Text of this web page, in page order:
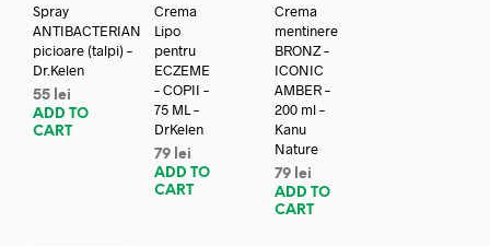
Spray
ANTIBACTERIAN
picioare (talpi) –
Dr.Kelen
55 lei
ADD TO
CART
Crema
Lipo
pentru
ECZEME
– COPII –
75 ML –
DrKelen
79 lei
ADD TO
CART
Crema
mentinere
BRONZ –
ICONIC
AMBER –
200 ml –
Kanu
Nature
79 lei
ADD TO
CART